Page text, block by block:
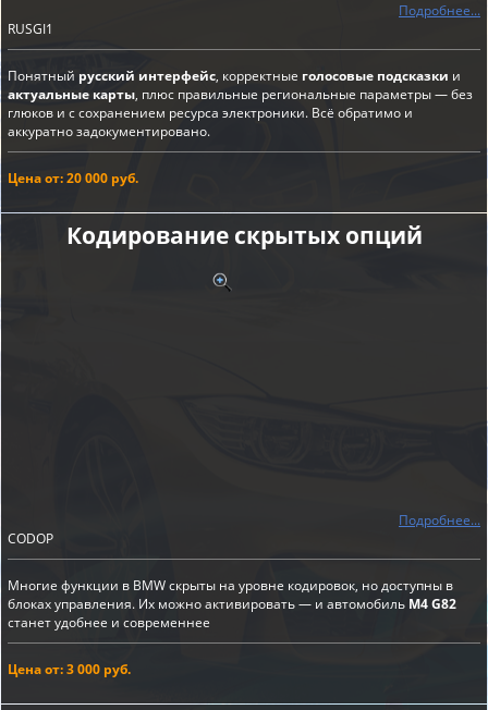
Подробнее...
RUSGI1
Понятный русский интерфейс, корректные голосовые подсказки и
актуальные карты, плюс правильные региональные параметры — без
глюков и с сохранением ресурса электроники. Всё обратимо и
аккуратно задокументировано.
Цена от: 20 000 руб.
Кодирование скрытых опций
Подробнее...
CODOP
Многие функции в BMW скрыты на уровне кодировок, но доступны в
блоках управления. Их можно активировать — и автомобиль M4 G82
станет удобнее и современнее
Цена от: 3 000 руб.